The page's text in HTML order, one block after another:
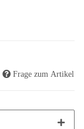
Frage zum Artikel